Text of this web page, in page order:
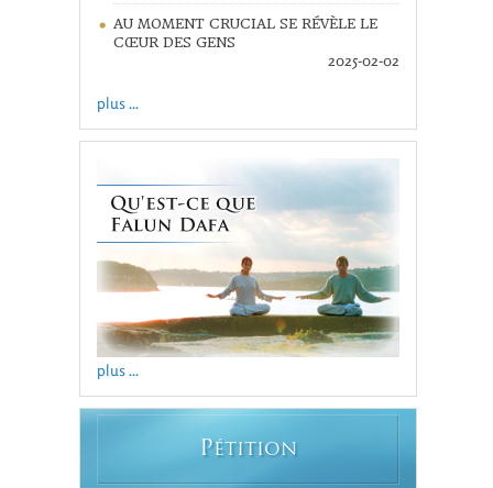
AU MOMENT CRUCIAL SE RÉVÈLE LE
CŒUR DES GENS
2025-02-02
plus ...
plus ...
PÉTITION